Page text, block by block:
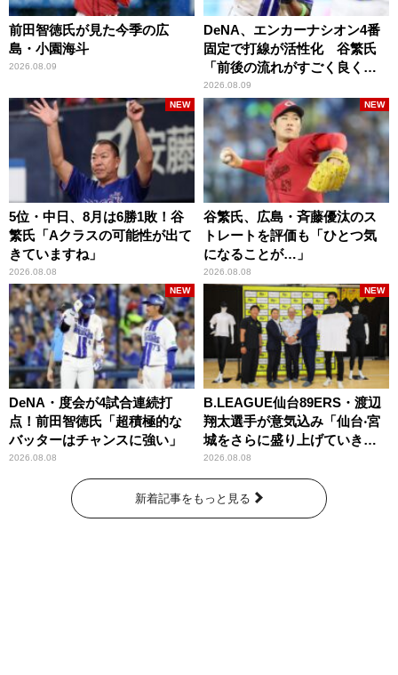
前田智徳氏が見た今季の広
島・小園海斗
2026.08.09
DeNA、エンカーナシオン4番
固定で打線が活性化 谷繁氏
「前後の流れがすごく良くな
りましたね」
2026.08.09
5位・中日、8月は6勝1敗！谷
繁氏「Aクラスの可能性が出て
きていますね」
2026.08.08
NEW
谷繁氏、広島・斉藤優汰のス
トレートを評価も「ひとつ気
になることが…」
2026.08.08
NEW
DeNA・度会が4試合連続打
点！前田智徳氏「超積極的な
バッターはチャンスに強い」
2026.08.08
NEW
B.LEAGUE仙台89ERS・渡辺
翔太選手が意気込み「仙台‧宮
城をさらに盛り上げていきた
いです」
2026.08.08
NEW
新着記事をもっと見る